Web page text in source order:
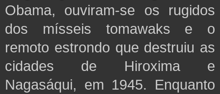
Obama, ouviram-se
os rugidos
dos mísseis tomawaks e o
remoto estrondo que destruiu as
cidades de Hiroxima e
Nagasáqui, em 1945. Enquanto